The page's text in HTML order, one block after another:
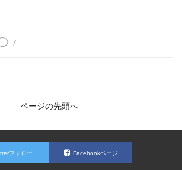
7
ページの先頭へ
フォロー Facebookページ